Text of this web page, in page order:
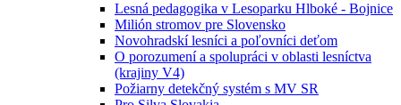
Lesná pedagogika v Lesoparku Hlboké - Bojnice
Milión stromov pre Slovensko
Novohradskí lesníci a poľovníci deťom
O porozumení a spolupráci v oblasti lesníctva
(krajiny V4)
Požiarny detekčný systém s MV SR